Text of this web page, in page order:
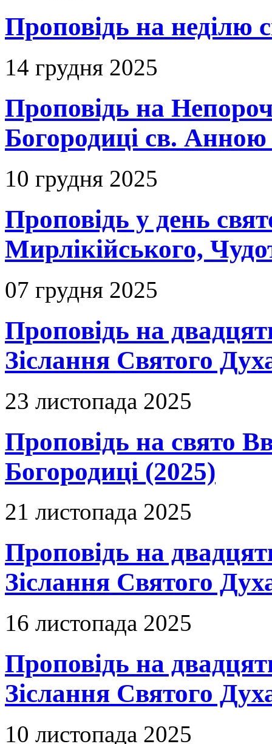
Проповідь на неділю
14 грудня 2025
Проповідь на
Богородиці св. Анною
10 грудня 2025
Проповідь у день
Мирлікійського,
07 грудня 2025
Проповідь на
Зіслання Святого
23 листопада 2025
Проповідь на свято
Богородиці (2025)
21 листопада 2025
Проповідь на
Зіслання Святого
16 листопада 2025
Проповідь на
Зіслання Святого
10 листопада 2025